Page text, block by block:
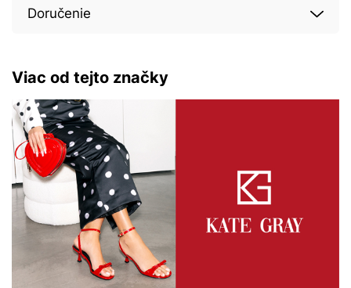
Doručenie
Viac od tejto značky